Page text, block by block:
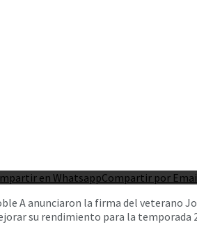
en WhatsappCompartir por
A anunciaron la firma del veterano
su rendimiento para la temporada